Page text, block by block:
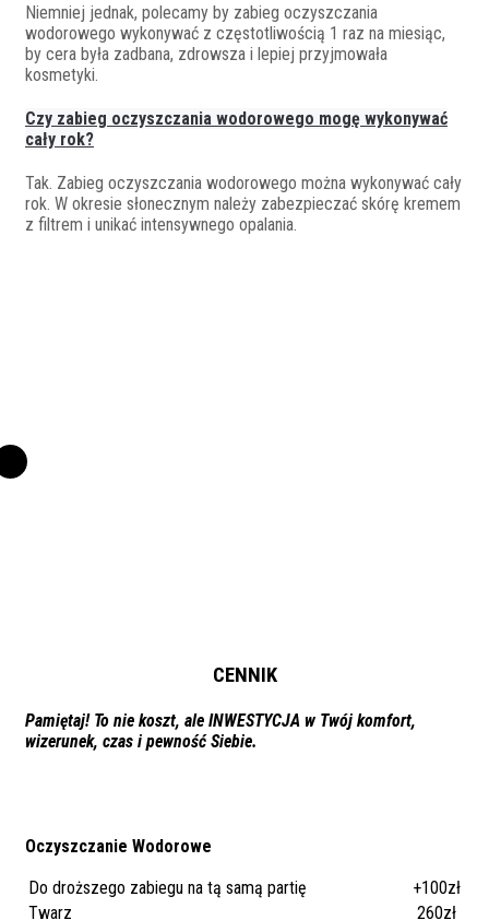
Niemniej jednak, polecamy by zabieg oczyszczania
wodorowego wykonywać z częstotliwością 1 raz na miesiąc,
by cera była zadbana, zdrowsza i lepiej przyjmowała
kosmetyki.
Czy zabieg oczyszczania wodorowego mogę wykonywać
cały rok?
Tak. Zabieg oczyszczania wodorowego można wykonywać cały
rok. W okresie słonecznym należy zabezpieczać skórę kremem
z filtrem i unikać intensywnego opalania.
CENNIK
Pamiętaj! To nie koszt, ale INWESTYCJA w Twój komfort,
wizerunek, czas i pewność Siebie.
Oczyszczanie Wodorowe
Do droższego zabiegu na tą samą partię
+100zł
Twarz
260zł